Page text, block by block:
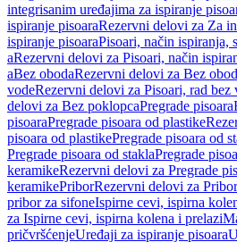
integrisanim uređajima za ispiranje
ispiranje pisoaraRezervni delovi za Za
ispiranje pisoaraPisoari, način ispiranja,
aRezervni delovi za Pisoari, način
aBez obodaRezervni delovi za Bez
vodeRezervni delovi za Pisoari, rad bez
delovi za Bez poklopcaPregrade pisoara
pisoaraPregrade pisoara od plastike
pisoara od plastikePregrade pisoara od
Pregrade pisoara od staklaPregrade
keramikeRezervni delovi za Pregrade
keramikePriborRezervni delovi za Pribor
pribor za sifoneIspirne cevi, ispirna
za Ispirne cevi, ispirna kolena i prelazi
pričvršćenjeUređaji za ispiranje pisoara